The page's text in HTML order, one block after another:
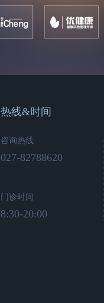
热线&时间
咨询热线
027-82788620
门诊时间
8:30-20:00